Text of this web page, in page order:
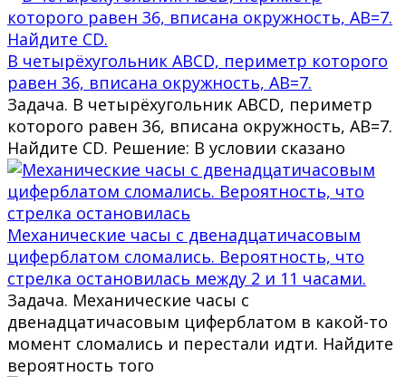
В четырёхугольник ABCD, периметр которого
равен 36, вписана окружность, AB=7.
Задача. В четырёхугольник ABCD, периметр
которого равен 36, вписана окружность, AB=7.
Найдите CD. Решение: В условии сказано
Механические часы с двенадцатичасовым
циферблатом сломались. Вероятность, что
стрелка остановилась между 2 и 11 часами.
Задача. Механические часы с
двенадцатичасовым циферблатом в какой-то
момент сломались и перестали идти. Найдите
вероятность того